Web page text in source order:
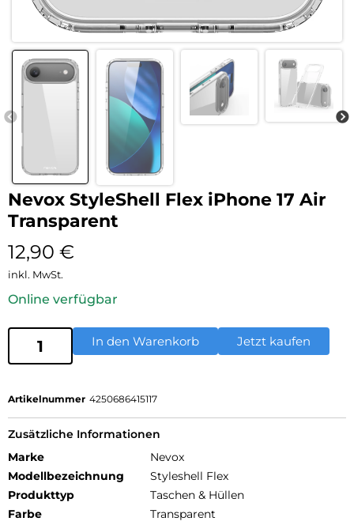
Nevox StyleShell Flex iPhone 17 Air
Transparent
12,90 €
inkl. MwSt.
Online verfügbar
In den Warenkorb Jetzt kaufen
Artikelnummer 4250686415117
Zusätzliche Informationen
Marke
Nevox
Modellbezeichnung
Styleshell Flex
Produkttyp
Taschen & Hüllen
Farbe
Transparent